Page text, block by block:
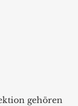
gehören